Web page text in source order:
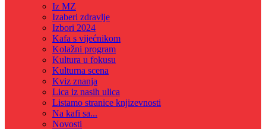
Iz MZ
Izaberi zdravlje
Izbori 2024
Kafa s vijećnikom
Kolažni program
Kultura u fokusu
Kulturna scena
Kviz znanja
Lica iz nasih ulica
Listamo stranice knjizevnosti
Na kafi sa...
Novosti